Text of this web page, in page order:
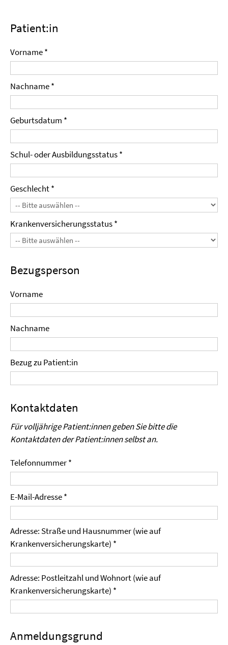
Patient:in
Vorname *
Nachname *
Geburtsdatum *
Schul- oder Ausbildungsstatus *
Geschlecht *
Krankenversicherungsstatus *
Bezugsperson
Vorname
Nachname
Bezug zu Patient:in
Kontaktdaten
Für volljährige Patient:innen geben Sie bitte die
Kontaktdaten der Patient:innen selbst an.
Telefonnummer *
E-Mail-Adresse *
Adresse: Straße und Hausnummer (wie auf
Krankenversicherungskarte) *
Adresse: Postleitzahl und Wohnort (wie auf
Krankenversicherungskarte) *
Anmeldungsgrund